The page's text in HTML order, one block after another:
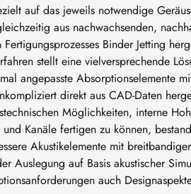
auf das jeweils notwendige
aus nachwachsenden,
Binder Jetting
stellt eine vielversprechende
angepasste Absorptionselemente
direkt aus CAD-Daten
Möglichkeiten, interne
und Kanäle fertigen zu können,
Akustikelemente mit
Auslegung auf Basis akustischer
auch